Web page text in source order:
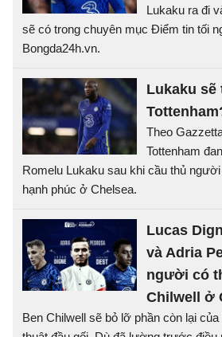
Lukaku ra đi
sẽ có trong chuyên mục Điểm tin tối
Bongda24h.vn.
Lukaku sẽ
Theo
Tottenham
Romelu Lukaku sau khi cầu thủ
hạnh phúc ở Chelsea.
Lucas
và Adria
người có
Chilwell ở
Ben Chilwell sẽ bỏ lỡ phần còn lại